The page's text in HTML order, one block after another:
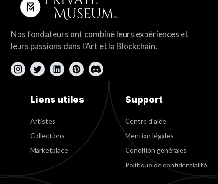
Nos fondateurs ont combiné leurs expériences et
leurs passions dans l'Art et la Blockchain.
Liens utiles
Artistes
Collections
Marketplace
Support
Centre d'aide
Mention légales
Condition générales
Politique de confidentialité